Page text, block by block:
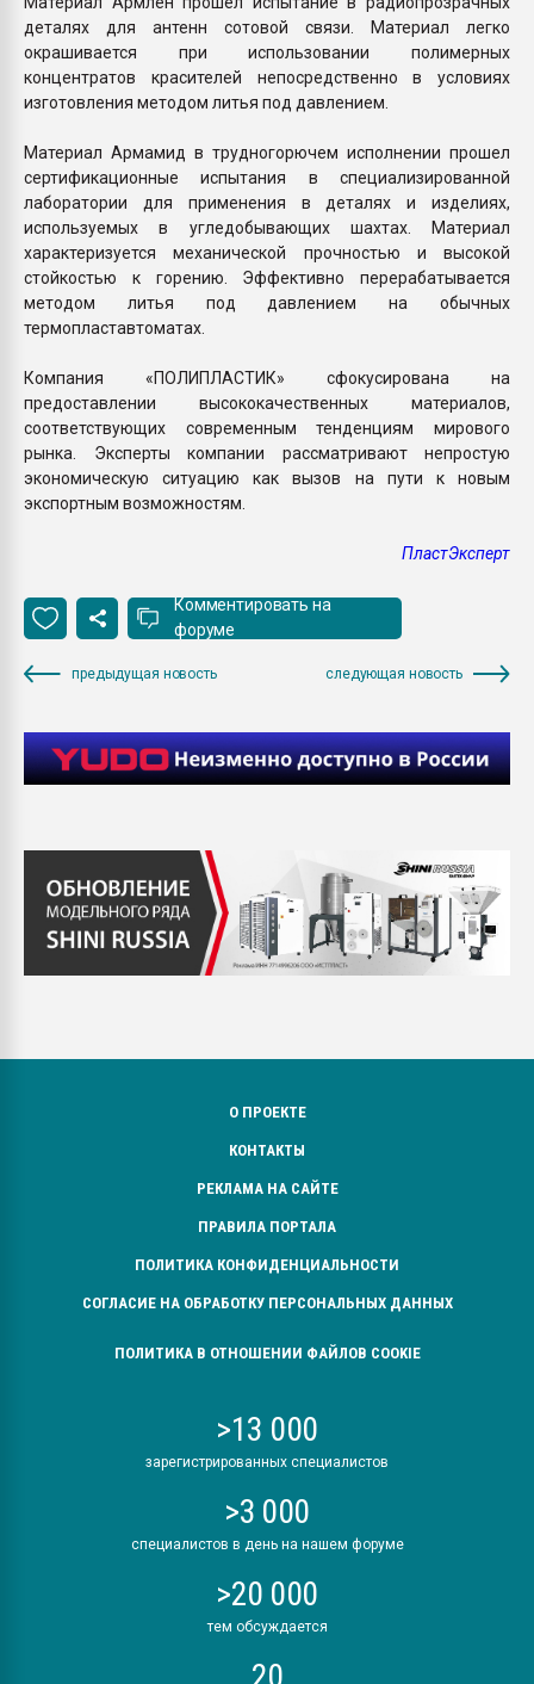
деталях для антенн сотовой связи. Материал легко
окрашивается при использовании полимерных
концентратов красителей непосредственно в условиях
изготовления методом литья под давлением.
Материал Армамид в трудногорючем исполнении прошел
сертификационные испытания в специализированной
лаборатории для применения в деталях и изделиях,
используемых в угледобывающих шахтах. Материал
характеризуется механической прочностью и высокой
стойкостью к горению. Эффективно перерабатывается
методом литья под давлением на обычных
термопластавтоматах.
Компания «ПОЛИПЛАСТИК» сфокусирована на
предоставлении высококачественных материалов,
соответствующих современным тенденциям мирового
рынка. Эксперты компании рассматривают непростую
экономическую ситуацию как вызов на пути к новым
экспортным возможностям.
ПластЭксперт
Комментировать на
форуме
предыдущая новость следующая новость
О ПРОЕКТЕ
КОНТАКТЫ
РЕКЛАМА НА САЙТЕ
ПРАВИЛА ПОРТАЛА
ПОЛИТИКА КОНФИДЕНЦИАЛЬНОСТИ
СОГЛАСИЕ НА ОБРАБОТКУ ПЕРСОНАЛЬНЫХ ДАННЫХ
ПОЛИТИКА В ОТНОШЕНИИ ФАЙЛОВ COOKIE
>13 000
зарегистрированных специалистов
>3 000
специалистов в день на нашем форуме
>20 000
тем обсуждается
20